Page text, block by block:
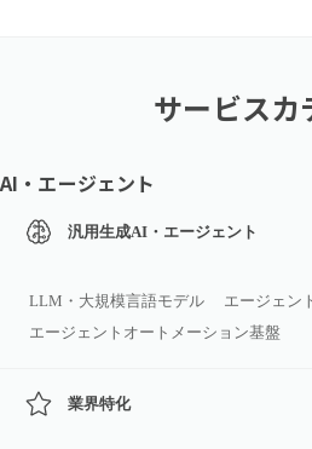
サービスカ
AI・エージェント
汎用生成AI・エージェント
LLM・大規模言語モデル
エージェン
エージェントオートメーション基盤
業界特化